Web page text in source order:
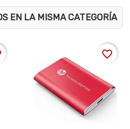
EN LA MISMA CATEGORÍA
favorite_border